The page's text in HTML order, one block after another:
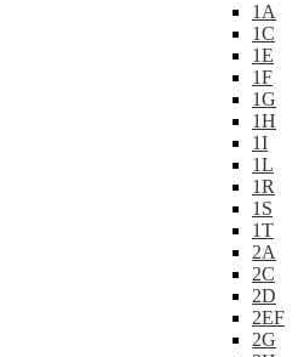
1A
1C
1E
1F
1G
1H
1I
1L
1R
1S
1T
2A
2C
2D
2EF
2G